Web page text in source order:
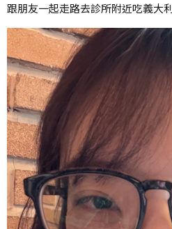
跟朋友一起走路去診所附近吃義大